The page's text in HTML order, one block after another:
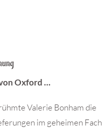
Oxford …
Valerie Bonham die
im geheimen Fach